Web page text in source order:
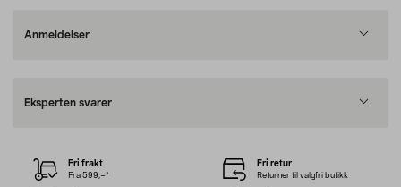
Anmeldelser
Eksperten svarer
Fri frakt
Fra 599,–*
Fri retur
Returner til valgfri butikk